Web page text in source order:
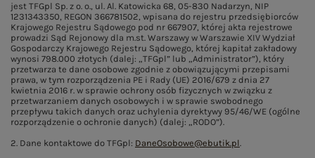
jest TFGpl Sp. z o. o., ul. Al. Katowicka 68, 05-830 Nadarzyn, NIP
1231343350, REGON 366781502, wpisana do rejestru przedsiębiorców
Krajowego Rejestru Sądowego pod nr 667907, której akta rejestrowe
prowadzi Sąd Rejonowy dla m.st. Warszawy w Warszawie XIV Wydział
Gospodarczy Krajowego Rejestru Sądowego, której kapitał zakładowy
wynosi 798.000 złotych (dalej: „TFGpl” lub „Administrator”), który
przetwarza te dane osobowe zgodnie z obowiązującymi przepisami
prawa, w tym rozporządzenia PE i Rady (UE) 2016/679 z dnia 27
kwietnia 2016 r. w sprawie ochrony osób fizycznych w związku z
przetwarzaniem danych osobowych i w sprawie swobodnego
przepływu takich danych oraz uchylenia dyrektywy 95/46/WE (ogólne
rozporządzenie o ochronie danych) (dalej: „RODO”).
2. Dane kontaktowe do TFGpl: DaneOsobowe@ebutik.pl.